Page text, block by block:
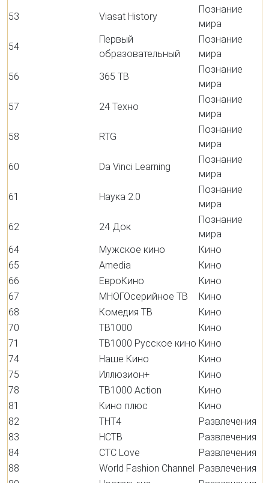
53
Viasat History
Познание
мира
54
Первый
образовательный
Познание
мира
56
365 ТВ
Познание
мира
57
24 Техно
Познание
мира
58
RTG
Познание
мира
60
Da Vinci Learning
Познание
мира
61
Наука 2.0
Познание
мира
62
24 Док
Познание
мира
64
Мужское кино
Кино
65
Amedia
Кино
66
ЕвроКино
Кино
67
МНОГОсерийное ТВ
Кино
68
Комедия ТВ
Кино
70
ТВ1000
Кино
71
ТВ1000 Русское кино Кино
74
Наше Кино
Кино
75
Иллюзион+
Кино
78
ТВ1000 Action
Кино
81
Кино плюс
Кино
82
ТНТ4
Развлечения
83
НСТВ
Развлечения
84
СТС Love
Развлечения
88
World Fashion Channel Развлечения